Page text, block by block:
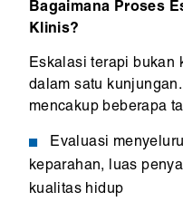
Bagaimana Proses
Klinis?
Eskalasi terapi bukan
dalam satu
mencakup beberapa
Evaluasi
keparahan, luas
kualitas hidup